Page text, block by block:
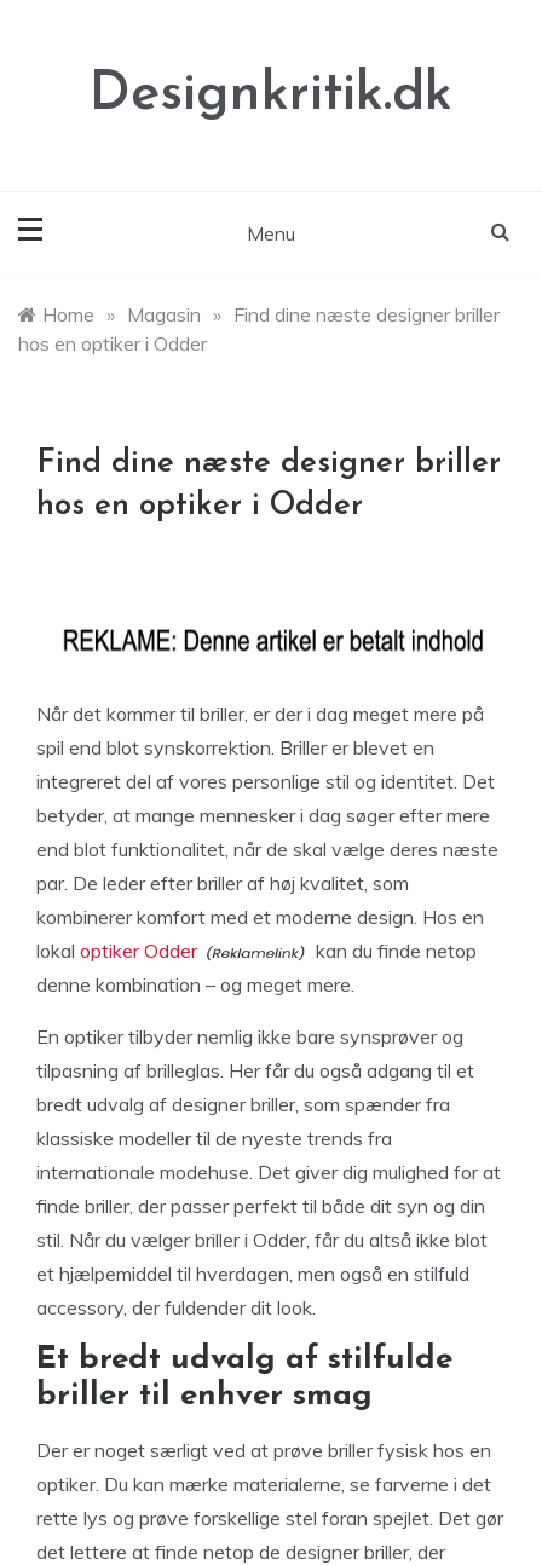
Designkritik.dk
Menu
Home » Magasin » Find dine næste designer briller
hos en optiker i Odder
Find dine næste designer briller
hos en optiker i Odder
Når det kommer til briller, er der i dag meget mere på
spil end blot synskorrektion. Briller er blevet en
integreret del af vores personlige stil og identitet. Det
betyder, at mange mennesker i dag søger efter mere
end blot funktionalitet, når de skal vælge deres næste
par. De leder efter briller af høj kvalitet, som
kombinerer komfort med et moderne design. Hos en
lokal optiker Odder
kan du finde netop
denne kombination – og meget mere.
En optiker tilbyder nemlig ikke bare synsprøver og
tilpasning af brilleglas. Her får du også adgang til et
bredt udvalg af designer briller, som spænder fra
klassiske modeller til de nyeste trends fra
internationale modehuse. Det giver dig mulighed for at
finde briller, der passer perfekt til både dit syn og din
stil. Når du vælger briller i Odder, får du altså ikke blot
et hjælpemiddel til hverdagen, men også en stilfuld
accessory, der fuldender dit look.
Et bredt udvalg af stilfulde
briller til enhver smag
Der er noget særligt ved at prøve briller fysisk hos en
optiker. Du kan mærke materialerne, se farverne i det
rette lys og prøve forskellige stel foran spejlet. Det gør
det lettere at finde netop de designer briller, der